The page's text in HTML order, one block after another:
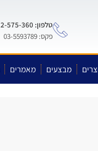
טלפון: 0722-575-360
פקס: 03-5593789
מבצעים מאמרים